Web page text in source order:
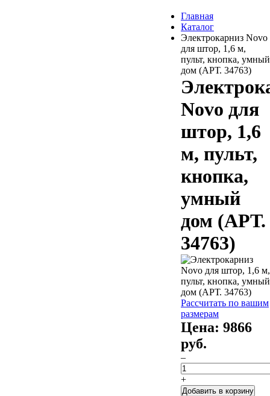
Главная
Каталог
Электрокарниз Novo
для штор, 1,6 м,
пульт, кнопка, умный
дом (АРТ. 34763)
Novo для
штор, 1,6
м, пульт,
кнопка,
умный
дом (АРТ.
34763)
Рассчитать по вашим
размерам
Цена: 9866
руб.
–
+
Добавить в корзину